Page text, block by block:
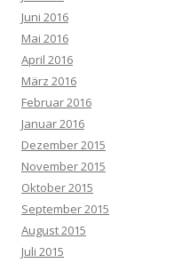
Juni 2016
Mai 2016
April 2016
März 2016
Februar 2016
Januar 2016
Dezember 2015
November 2015
Oktober 2015
September 2015
August 2015
Juli 2015